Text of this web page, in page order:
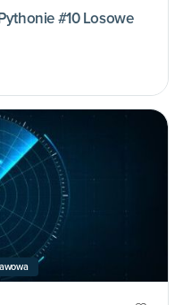
#10 Losowe